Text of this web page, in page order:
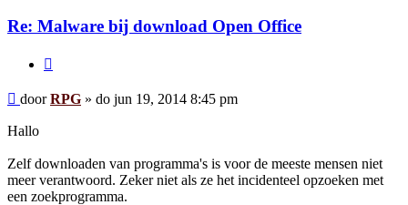
Re: Malware bij download Open Office
Bericht
doorRPG » do jun 19, 2014 8:45 pm
Hallo
Zelf downloaden van programma's is voor de meeste mensen niet
meer verantwoord. Zeker niet als ze het incidenteel opzoeken met
een zoekprogramma.